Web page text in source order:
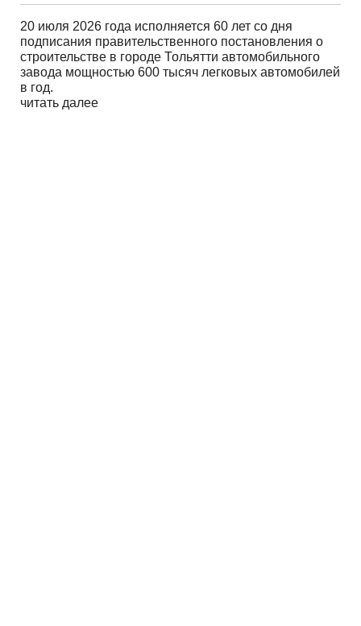
20 июля 2026 года исполняется 60 лет со дня
подписания правительственного постановления о
строительстве в городе Тольятти автомобильного
завода мощностью 600 тысяч легковых автомобилей
в год.
читать далее